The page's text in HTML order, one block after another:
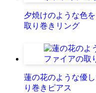
夕焼けのような色
取り巻きリング
蓮の花のような優
り巻きピアス